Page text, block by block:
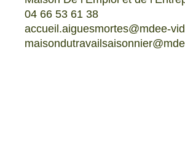
04 66 53 61 38
accueil.aiguesmortes@mdee-